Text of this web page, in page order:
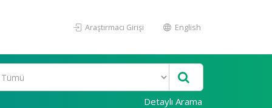
Araştırmacı Girişi English
Detaylı Arama